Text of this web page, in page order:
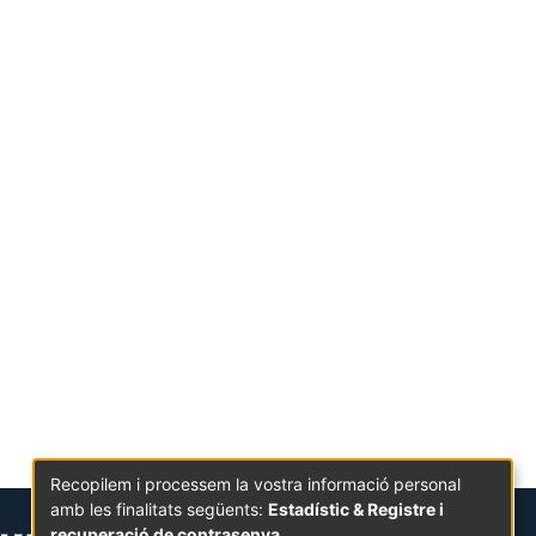
Recopilem i processem la vostra informació personal
amb les finalitats següents: Estadístic & Registre i